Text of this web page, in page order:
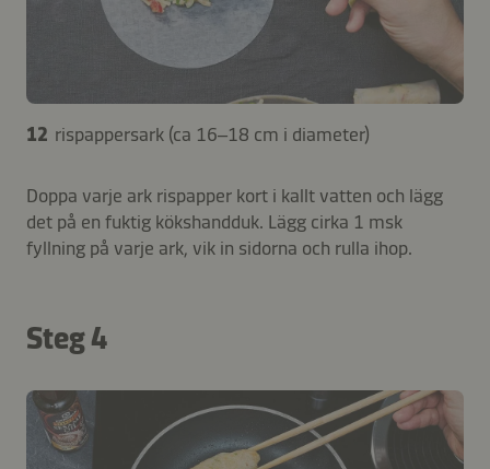
12 rispappersark (ca 16–18 cm i diameter)
Doppa varje ark rispapper kort i kallt vatten och lägg
det på en fuktig kökshandduk. Lägg cirka 1 msk
fyllning på varje ark, vik in sidorna och rulla ihop.
Steg 4